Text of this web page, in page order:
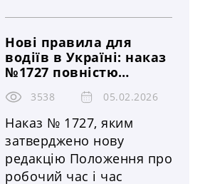
низці країн
запроваджуються
тимчасові обмеження на
рух великовантажного
транспорту. Ці заходи
охоплюють ключові
автомагістралі та
найважливіші
Нові правила для
водіїв в Україні: наказ
№1727 повністю
змінює норми
робочого часу та
відпочинку — що це
означає для
перевізників, бізнесу
й безпеки на дорогах
3538 05.02.2026
Наказ № 1727, яким
затверджено нову
редакцію Положення про
робочий час і час